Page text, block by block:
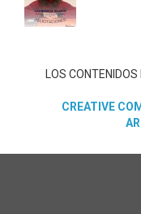
LOS CONTENIDOS
CREATIVE